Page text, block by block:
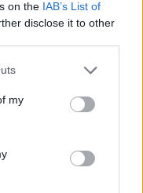
on the IAB’s List of
disclose it to other
my
cose normali
ruolo".